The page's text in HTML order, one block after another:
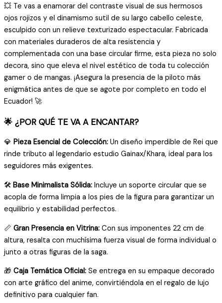
💥 Te vas a enamorar del contraste visual de sus hermosos
ojos rojizos y el dinamismo sutil de su largo cabello celeste,
esculpido con un relieve texturizado espectacular. Fabricada
con materiales duraderos de alta resistencia y
complementada con una base circular firme, esta pieza no solo
decora, sino que eleva el nivel estético de toda tu colección
gamer o de mangas. ¡Asegura la presencia de la piloto más
enigmática antes de que se agote por completo en todo el
Ecuador! 🚀
🌟 ¿POR QUÉ TE VA A ENCANTAR?
💎 Pieza Esencial de Colección: Un diseño imperdible de Rei que
rinde tributo al legendario estudio Gainax/Khara, ideal para los
seguidores más exigentes.
🛠️ Base Minimalista Sólida: Incluye un soporte circular que se
acopla de forma limpia a los pies de la figura para garantizar un
equilibrio y estabilidad perfectos.
📏 Gran Presencia en Vitrina: Con sus imponentes 22 cm de
altura, resalta con muchísima fuerza visual de forma individual o
junto a otras figuras de la saga.
🎁 Caja Temática Oficial: Se entrega en su empaque decorado
con arte gráfico del anime, convirtiéndola en el regalo de lujo
definitivo para cualquier fan.